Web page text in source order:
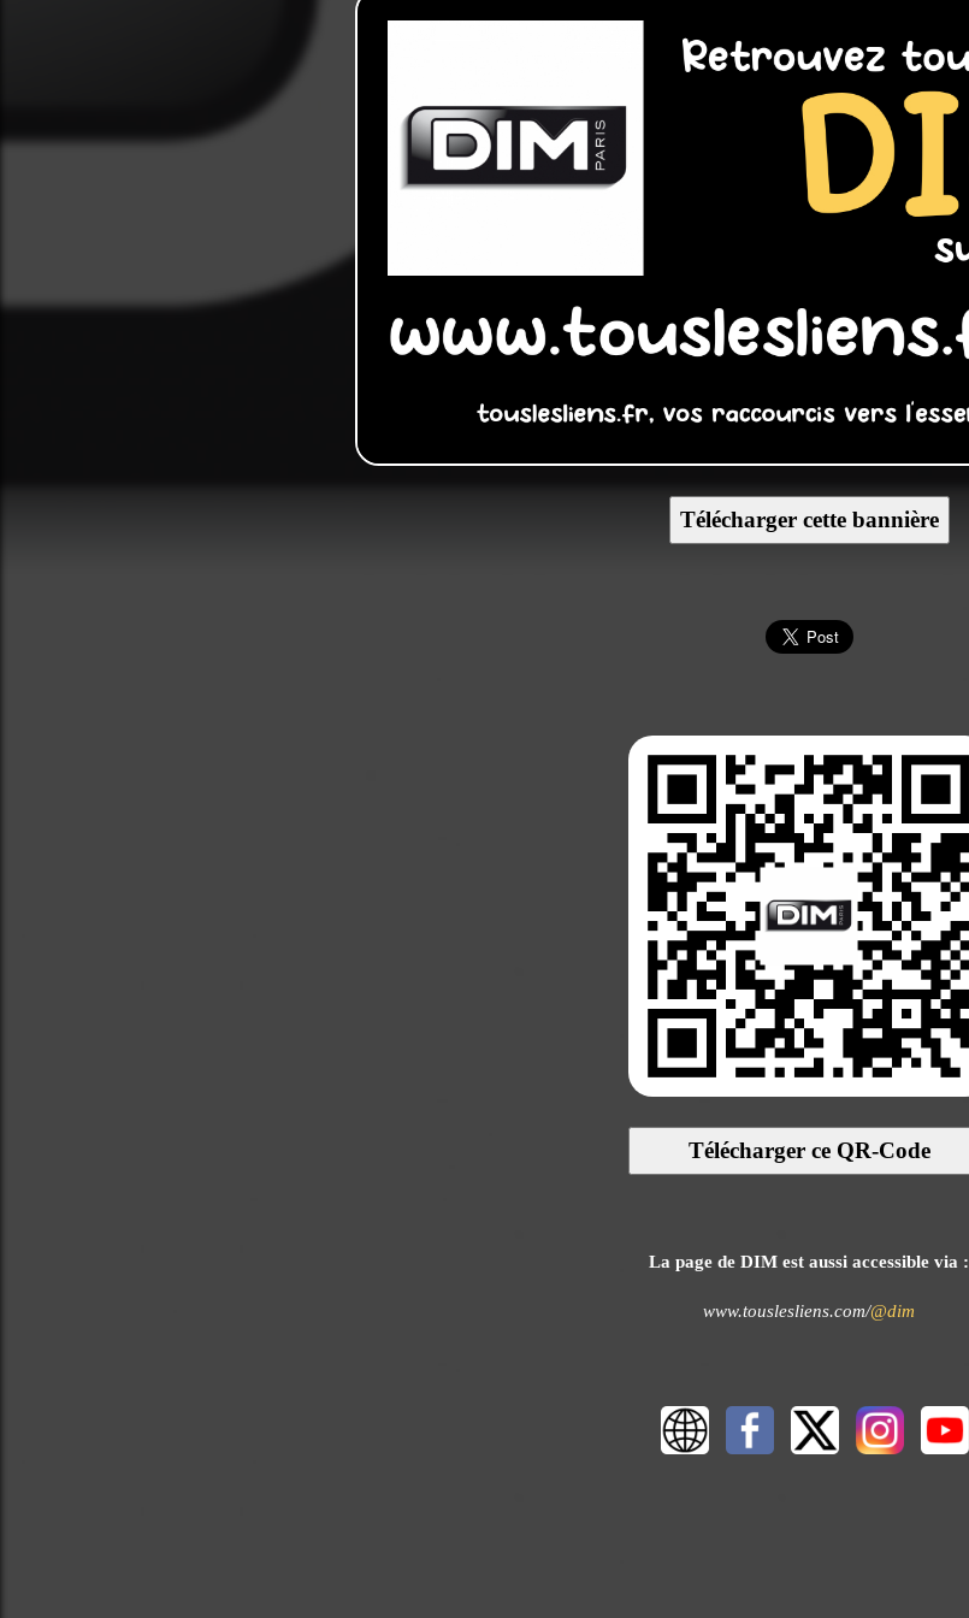
Télécharger cette bannière
Télécharger ce QR-Code
La page de DIM est aussi accessible via :
www.touslesliens.com/@dim